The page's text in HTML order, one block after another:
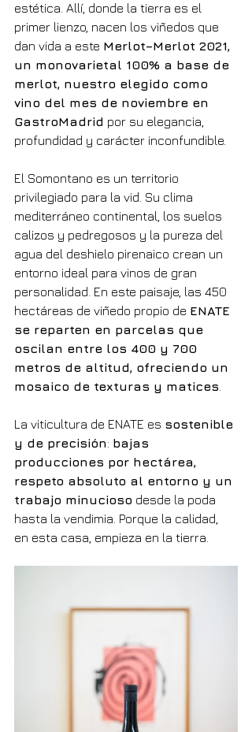
estética. Allí, donde la tierra es el
primer lienzo, nacen los viñedos que
dan vida a este Merlot–Merlot 2021,
un monovarietal 100% a base de
merlot, nuestro elegido como
vino del mes de noviembre en
GastroMadrid por su elegancia,
profundidad y carácter inconfundible.
El Somontano es un territorio
privilegiado para la vid. Su clima
mediterráneo continental, los suelos
calizos y pedregosos y la pureza del
agua del deshielo pirenaico crean un
entorno ideal para vinos de gran
personalidad. En este paisaje, las 450
hectáreas de viñedo propio de ENATE
se reparten en parcelas que
oscilan entre los 400 y 700
metros de altitud, ofreciendo un
mosaico de texturas y matices
La viticultura de ENATE es sostenible
y de precisión: bajas
producciones por hectárea,
respeto absoluto al entorno y un
trabajo minucioso desde la poda
hasta la vendimia. Porque la calidad,
en esta casa, empieza en la tierra.